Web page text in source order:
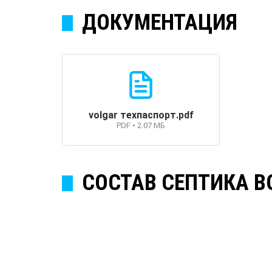
ДОКУМЕНТАЦИЯ
volgar техпаспорт.pdf
PDF • 2.07 МБ
СОСТАВ СЕПТИКА